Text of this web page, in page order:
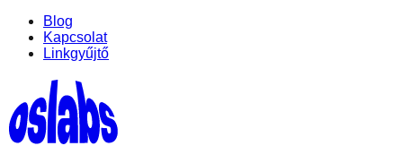
Blog
Kapcsolat
Linkgyűjtő